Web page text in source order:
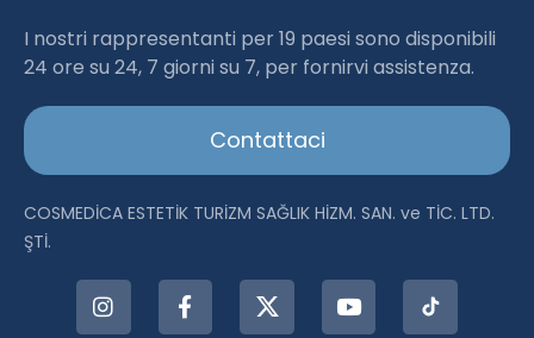
Haartransplantation Istanbul |Dr.Acar aus
I nostri rappresentanti per 19 paesi sono disponibili
24 ore su 24, 7 giorni su 7, per fornirvi assistenza.
Contattaci
COSMEDİCA ESTETİK TURİZM SAĞLIK HİZM. SAN. ve TİC. LTD.
ŞTİ.